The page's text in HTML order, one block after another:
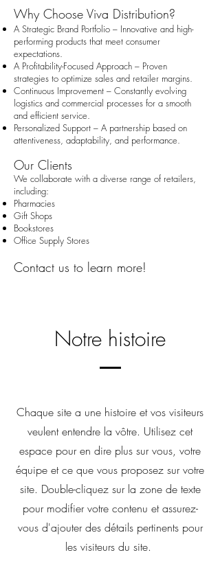
Why Choose Viva Distribution?
A Strategic Brand Portfolio – Innovative and high-
performing products that meet consumer
expectations.
A Profitability-Focused Approach – Proven
strategies to optimize sales and retailer margins.
Continuous Improvement – Constantly evolving
logistics and commercial processes for a smooth
and efficient service.
Personalized Support – A partnership based on
attentiveness, adaptability, and performance.
Our Clients
We collaborate with a diverse range of retailers,
including:
Pharmacies
Gift Shops
Bookstores
Office Supply Stores
Contact us to learn more!
Notre histoire
Chaque site a une histoire et vos visiteurs
veulent entendre la vôtre. Utilisez cet
espace pour en dire plus sur vous, votre
équipe et ce que vous proposez sur votre
site. Double-cliquez sur la zone de texte
pour modifier votre contenu et assurez-
vous d'ajouter des détails pertinents pour
les visiteurs du site. ​